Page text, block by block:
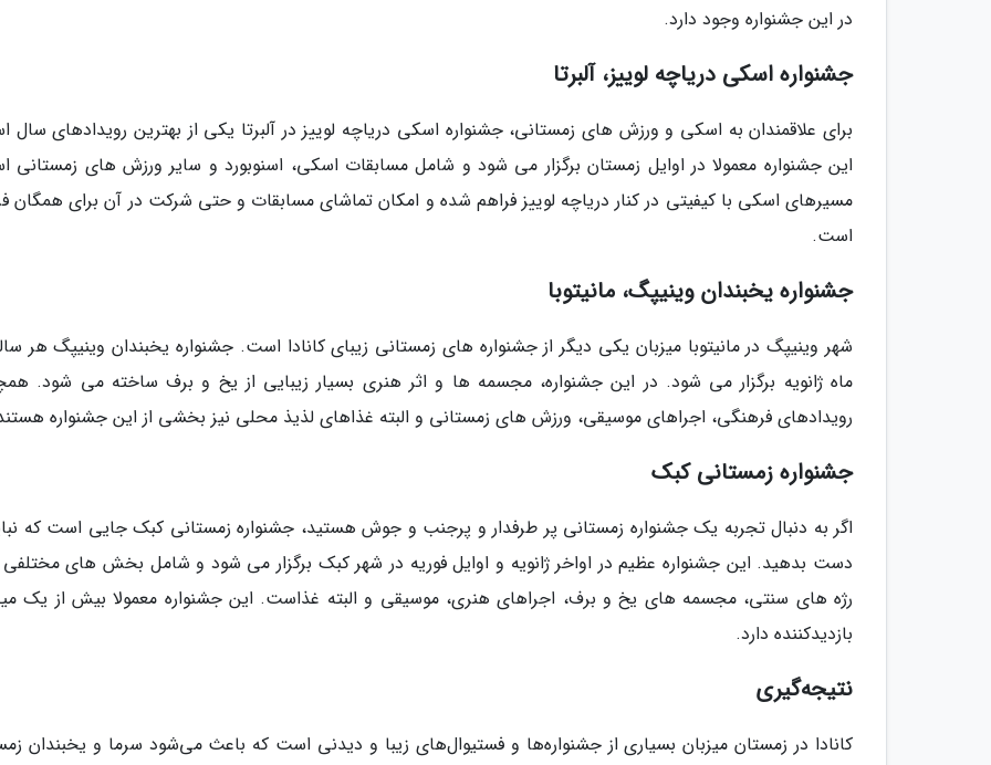
در این جشنواره وجود دارد.
جشنواره اسکی دریاچه لوییز، آلبرتا
برای علاقمندان به اسکی و ورزش های زمستانی، جشنواره اسکی دریاچه لوییز در آلبرتا یکی از بهترین رویدادهای
این جشنواره معمولا در اوایل زمستان برگزار می شود و شامل مسابقات اسکی، اسنوبورد و سایر ورزش های زمستانی
مسیرهای اسکی با کیفیتی در کنار دریاچه لوییز فراهم شده و امکان تماشای مسابقات و حتی شرکت در آن برای همگان
است.
جشنواره یخبندان وینیپگ، مانیتوبا
شهر وینیپگ در مانیتوبا میزبان یکی دیگر از جشنواره های زمستانی زیبای کانادا است. جشنواره یخبندان وینیپگ هر
ماه ژانویه برگزار می شود. در این جشنواره، مجسمه ها و اثر هنری بسیار زیبایی از یخ و برف ساخته می شود.
رویدادهای فرهنگی، اجراهای موسیقی، ورزش های زمستانی و البته غذاهای لذیذ محلی نیز بخشی از این جشنواره
جشنواره زمستانی کبک
اگر به دنبال تجربه یک جشنواره زمستانی پر طرفدار و پرجنب و جوش هستید، جشنواره زمستانی کبک جایی است که
دست بدهید. این جشنواره عظیم در اواخر ژانویه و اوایل فوریه در شهر کبک برگزار می شود و شامل بخش های
رژه های سنتی، مجسمه های یخ و برف، اجراهای هنری، موسیقی و البته غذاست. این جشنواره معمولا بیش از یک
بازدیدکننده دارد.
نتیجه‌گیری
کانادا در زمستان میزبان بسیاری از جشنواره‌ها و فستیوال‌های زیبا و دیدنی است که باعث می‌شود سرما و یخبندان